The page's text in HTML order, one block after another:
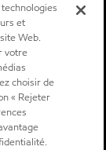
et
Web.
votre
choisir de
« Rejeter